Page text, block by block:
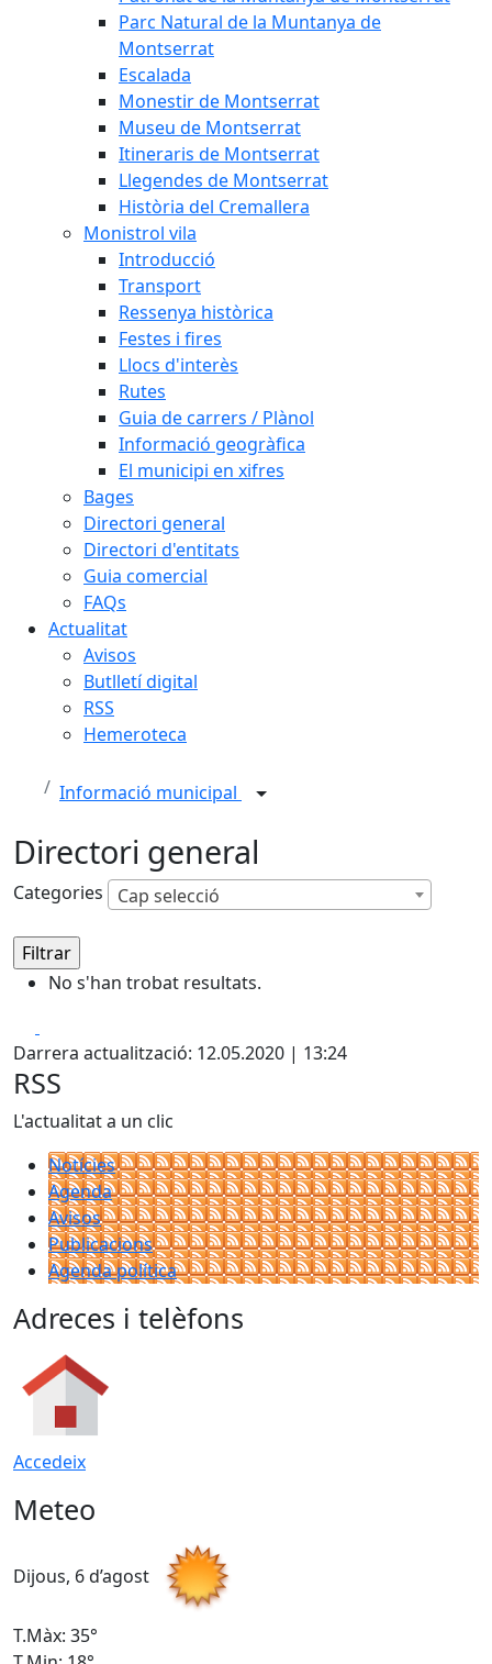
Parc Natural de la Muntanya de
Montserrat
Escalada
Monestir de Montserrat
Museu de Montserrat
Itineraris de Montserrat
Llegendes de Montserrat
Història del Cremallera
Monistrol vila
Introducció
Transport
Ressenya històrica
Festes i fires
Llocs d'interès
Rutes
Guia de carrers / Plànol
Informació geogràfica
El municipi en xifres
Bages
Directori general
Directori d'entitats
Guia comercial
FAQs
Actualitat
Avisos
Butlletí digital
RSS
Hemeroteca
Informació municipal
Directori general
Categories Cap selecció
No s'han trobat resultats.
Darrera actualització: 12.05.2020 | 13:24
RSS
L'actualitat a un clic
Notícies
Agenda
Avisos
Publicacions
Agenda política
Adreces i telèfons
Accedeix
Meteo
Dijous, 6 d’agost
T.Màx: 35°